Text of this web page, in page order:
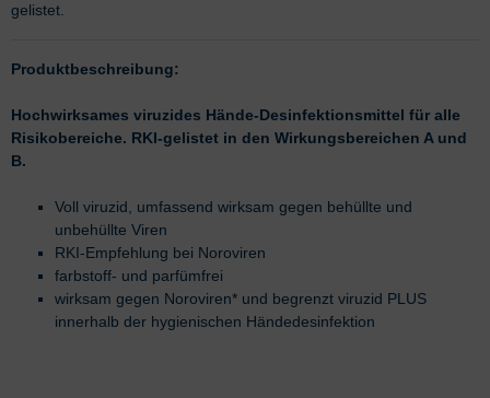
gelistet.
Produktbeschreibung:
Hochwirksames viruzides Hände-Desinfektionsmittel für alle
Risikobereiche. RKI-gelistet in den Wirkungsbereichen A und
B.
Voll viruzid, umfassend wirksam gegen behüllte und
unbehüllte Viren
RKI-Empfehlung bei Noroviren
farbstoff- und parfümfrei
wirksam gegen Noroviren* und begrenzt viruzid PLUS
innerhalb der hygienischen Händedesinfektion